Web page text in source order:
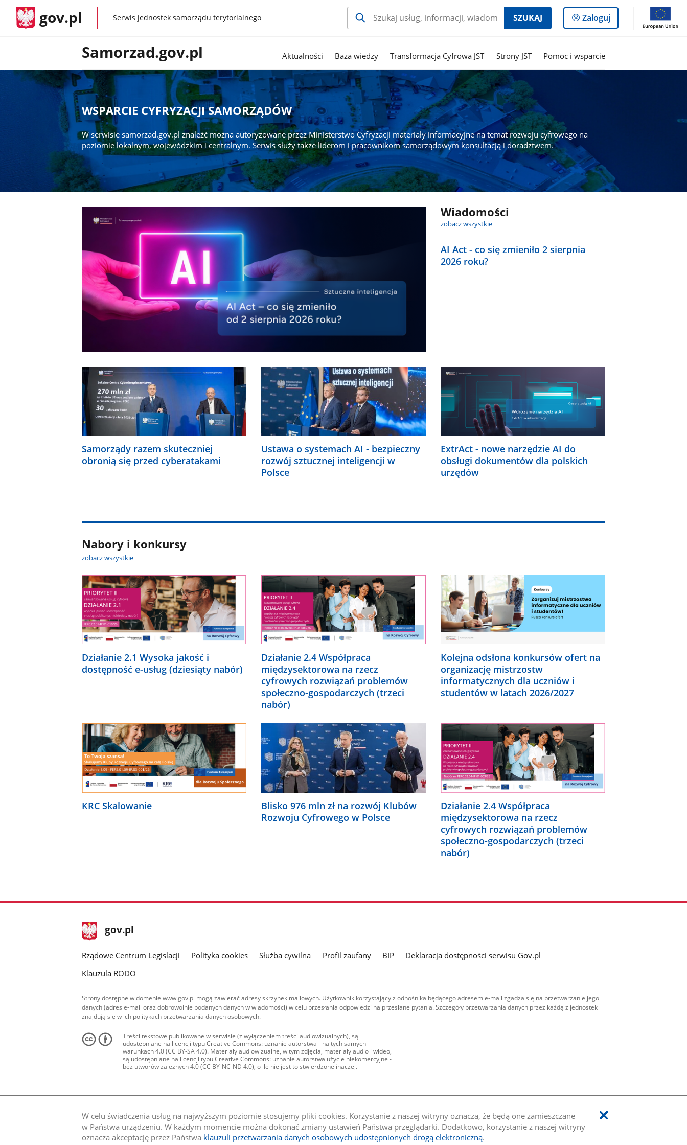
W celu świadczenia usług na najwyższym poziomie stosujemy pliki cookies. Korzystanie z naszej witryny oznacza, że będą one zamieszczane
w Państwa urządzeniu. W każdym momencie można dokonać zmiany ustawień Państwa przeglądarki. Dodatkowo, korzystanie z naszej witryny
oznacza akceptację przez Państwa klauzuli przetwarzania danych osobowych udostępnionych drogą elektroniczną.
gov.pl gov.plSerwis jednostek samorządu terytorialnego SZUKAJ
Logowanie
do
Zaloguj
Samorzad.gov.pl Aktualności Baza wiedzy Transformacja Cyfrowa JST Strony JST Pomoc i wsparcie
WSPARCIE CYFRYZACJI SAMORZĄDÓW
W serwisie samorzad.gov.pl znaleźć można autoryzowane przez Ministerstwo Cyfryzacji materiały informacyjne na temat rozwoju cyfrowego na
poziomie lokalnym, wojewódzkim i centralnym. Serwis służy także liderom i pracownikom samorządowym konsultacją i doradztwem.
Wiadomości
zobacz wszystkie
AI Act - co się zmieniło 2 sierpnia
2026 roku?
Samorządy razem skuteczniej
obronią się przed cyberatakami
Ustawa o systemach AI - bezpieczny
rozwój sztucznej inteligencji w
Polsce
ExtrAct - nowe narzędzie AI do
obsługi dokumentów dla polskich
urzędów
Nabory i konkursy
zobacz wszystkie
Działanie 2.1 Wysoka jakość i
dostępność e-usług (dziesiąty nabór)
Działanie 2.4 Współpraca
międzysektorowa na rzecz
cyfrowych rozwiązań problemów
społeczno-gospodarczych (trzeci
nabór)
Kolejna odsłona konkursów ofert na
organizację mistrzostw
informatycznych dla uczniów i
studentów w latach 2026/2027
KRC Skalowanie
Blisko 976 mln zł na rozwój Klubów
Rozwoju Cyfrowego w Polsce
Działanie 2.4 Współpraca
międzysektorowa na rzecz
cyfrowych rozwiązań problemów
społeczno-gospodarczych (trzeci
nabór)
stopka
gov.pl Strona
gov.pl
Rządowe Centrum Legislacji Polityka cookies Służba cywilna Profil zaufany BIP
Deklaracja dostępności serwisu Gov.pl
Klauzula RODO
Strony dostępne w domenie www.gov.pl mogą zawierać adresy skrzynek mailowych. Użytkownik korzystający z odnośnika będącego adresem e-mail zgadza się na przetwarzanie jego
danych (adres e-mail oraz dobrowolnie podanych danych w wiadomości) w celu przesłania odpowiedzi na przesłane pytania. Szczegóły przetwarzania danych przez każdą z jednostek
znajdują się w ich politykach przetwarzania danych osobowych.
Treści tekstowe publikowane w serwisie (z wyłączeniem treści audiowizualnych), są
udostępniane na licencji typu Creative Commons: uznanie autorstwa - na tych samych
warunkach 4.0 (CC BY-SA 4.0). Materiały audiowizualne, w tym zdjęcia, materiały audio i wideo,
są udostępniane na licencji typu Creative Commons: uznanie autorstwa użycie niekomercyjne -
bez utworów zależnych 4.0 (CC BY-NC-ND 4.0), o ile nie jest to stwierdzone inaczej.